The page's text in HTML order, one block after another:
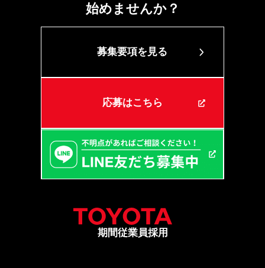
始めませんか？
募集要項を見る
応募はこちら
期間従業員採用